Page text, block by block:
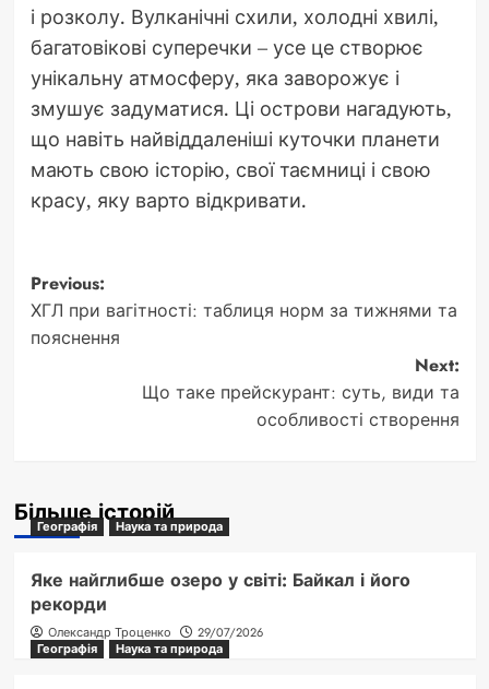
і розколу. Вулканічні схили, холодні хвилі,
багатовікові суперечки – усе це створює
унікальну атмосферу, яка заворожує і
змушує задуматися. Ці острови нагадують,
що навіть найвіддаленіші куточки планети
мають свою історію, свої таємниці і свою
красу, яку варто відкривати.
Post
navigation
Previous:
ХГЛ при вагітності: таблиця норм за тижнями та
пояснення
Next:
Що таке прейскурант: суть, види та
особливості створення
Більше історій
Географія Наука та природа
Яке найглибше озеро у світі: Байкал і його
рекорди
Олександр Троценко
29/07/2026
Географія
Наука та природа